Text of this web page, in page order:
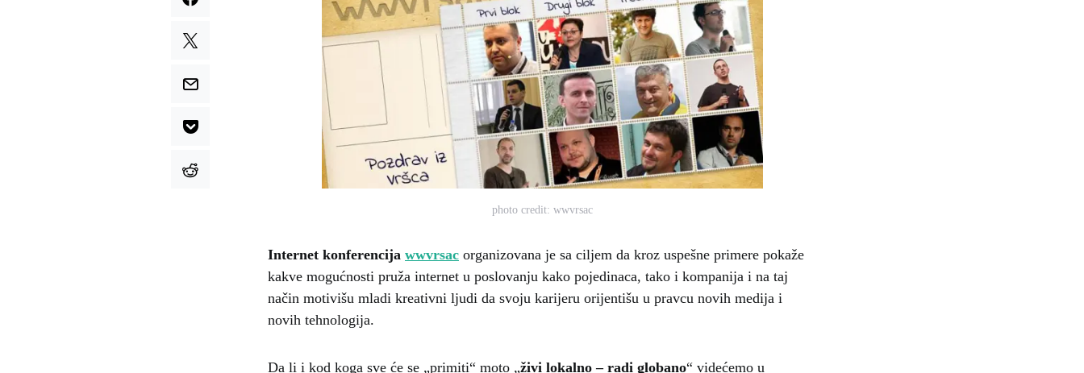
photo credit: wwvrsac
Internet konferencija wwvrsac organizovana je sa ciljem da kroz uspešne primere pokaže
kakve mogućnosti pruža internet u poslovanju kako pojedinaca, tako i kompanija i na taj
način motivišu mladi kreativni ljudi da svoju karijeru orijentišu u pravcu novih medija i
novih tehnologija.
Da li i kod koga sve će se „primiti“ moto „živi lokalno – radi globano“ videćemo u